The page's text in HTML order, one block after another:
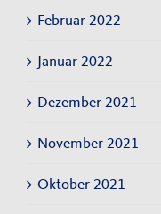
Februar 2022
Januar 2022
Dezember 2021
November 2021
Oktober 2021